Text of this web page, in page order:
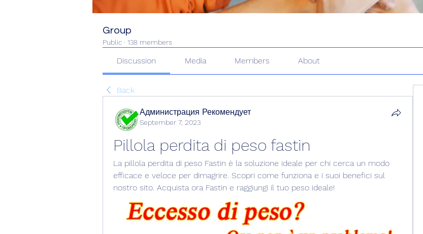
Group
Public · 138 members
Discussion Media Members About
Back
Администрация Рекомендует
September 7, 2023
Pillola perdita di peso fastin
La pillola perdita di peso Fastin è la soluzione ideale per chi cerca un modo
efficace e veloce per dimagrire. Scopri come funziona e i suoi benefici sul
nostro sito. Acquista ora Fastin e raggiungi il tuo peso ideale!